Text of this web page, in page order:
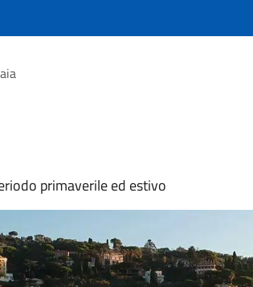
primaverile ed estivo